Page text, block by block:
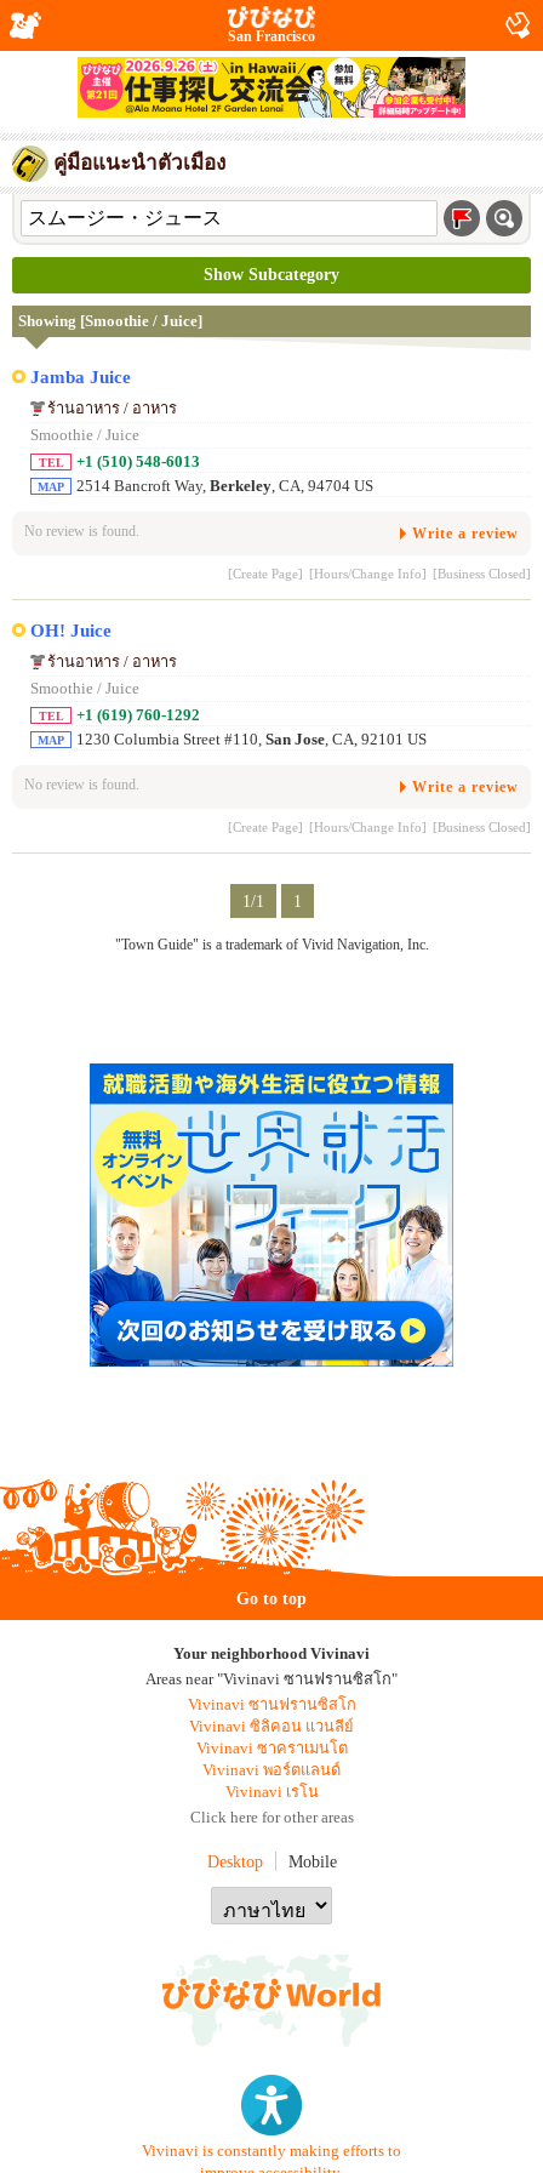
San Francisco
คู่มือแนะนำตัวเมือง
Show Subcategory
Showing [Smoothie / Juice]
Jamba Juice
ร้านอาหาร / อาหาร
Smoothie / Juice
TEL +1 (510) 548-6013
MAP 2514 Bancroft Way, Berkeley, CA, 94704 US
No review is found. Write a review
[Create Page] [Hours/Change Info] [Business Closed]
OH! Juice
ร้านอาหาร / อาหาร
Smoothie / Juice
TEL +1 (619) 760-1292
MAP 1230 Columbia Street #110, San Jose, CA, 92101 US
No review is found. Write a review
[Create Page] [Hours/Change Info] [Business Closed]
1/1 1
"Town Guide" is a trademark of Vivid Navigation, Inc.
Go to top
Your neighborhood Vivinavi
Areas near "Vivinavi ซานฟรานซิสโก"
Vivinavi ซานฟรานซิสโก
Vivinavi ซิลิคอน แวนลีย์
Vivinavi ซาคราเมนโต
Vivinavi พอร์ตแลนด์
Vivinavi เรโน
Click here for other areas
Desktop Mobile
Vivinavi is constantly making efforts to